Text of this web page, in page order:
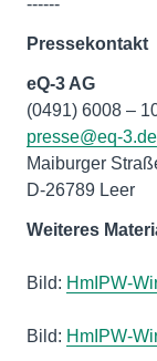
Pressekontakt
eQ-3 AG
(0491) 6008 –
presse@eq-3.de
Maiburger
D-26789 Leer
Weiteres
Bild: HmIPW-
Bild: HmIPW-